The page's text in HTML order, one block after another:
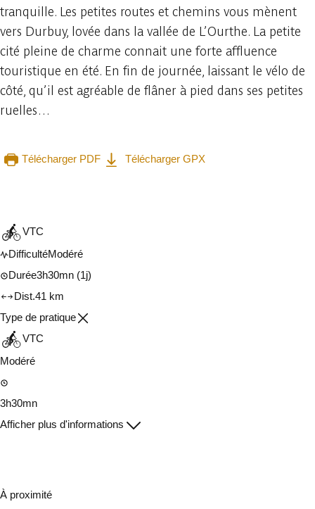
tranquille. Les petites routes et chemins vous mènent
vers Durbuy, lovée dans la vallée de L’Ourthe. La petite
cité pleine de charme connait une forte affluence
touristique en été. En fin de journée, laissant le vélo de
côté, qu’il est agréable de flâner à pied dans ses petites
ruelles…
Télécharger PDF
Télécharger GPX
VTC
DifficultéModéré
Durée3h30mn (1j)
Dist.41 km
Type de pratique
VTC
Modéré
3h30mn
Afficher plus d'informations
À proximité